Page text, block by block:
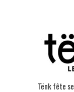
Tënk fête